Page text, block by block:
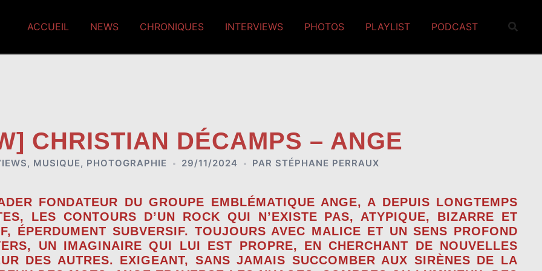
ACCUEIL NEWS CHRONIQUES INTERVIEWS PHOTOS PLAYLIST PODCAST
CHRISTIAN DÉCAMPS – ANGE
, MUSIQUE, PHOTOGRAPHIE 29/11/2024 PAR STÉPHANE PERRAUX
FONDATEUR DU GROUPE EMBLÉMATIQUE ANGE, A DEPUIS LONGTEMPS
LES CONTOURS D’UN ROCK QUI N’EXISTE PAS, ATYPIQUE, BIZARRE ET
ÉPERDUMENT SUBVERSIF. TOUJOURS AVEC MALICE ET UN SENS PROFOND
UN IMAGINAIRE QUI LUI EST PROPRE, EN CHERCHANT DE NOUVELLES
DES AUTRES. EXIGEANT, SANS JAMAIS SUCCOMBER AUX SIRÈNES DE LA